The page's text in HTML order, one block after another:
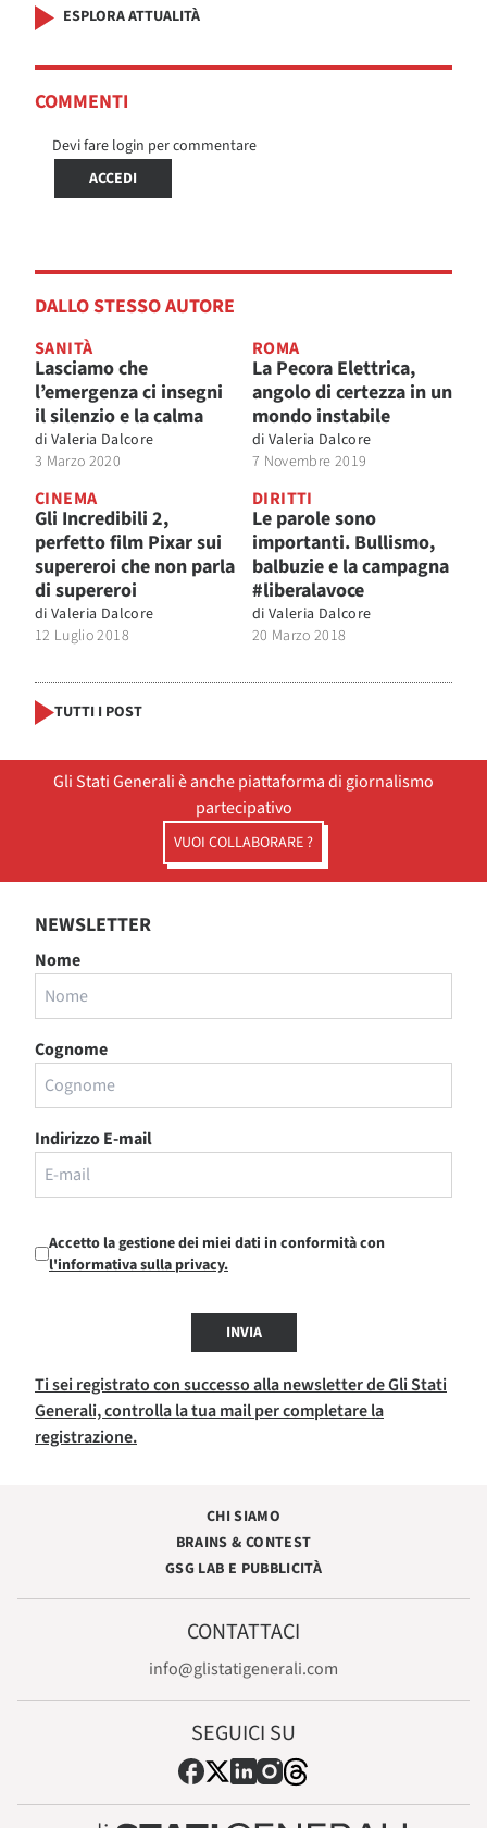
ESPLORA ATTUALITÀ
COMMENTI
Devi fare login per commentare
ACCEDI
DALLO STESSO AUTORE
SANITÀ
Lasciamo che
l’emergenza ci insegni
il silenzio e la calma
di Valeria Dalcore
3 Marzo 2020
ROMA
La Pecora Elettrica,
angolo di certezza in un
mondo instabile
di Valeria Dalcore
7 Novembre 2019
CINEMA
Gli Incredibili 2,
perfetto film Pixar sui
supereroi che non parla
di supereroi
di Valeria Dalcore
12 Luglio 2018
DIRITTI
Le parole sono
importanti. Bullismo,
balbuzie e la campagna
#liberalavoce
di Valeria Dalcore
20 Marzo 2018
TUTTI I POST
Gli Stati Generali è anche piattaforma di giornalismo
partecipativo
VUOI COLLABORARE ?
NEWSLETTER
Nome
Cognome
Indirizzo E-mail
Accetto la gestione dei miei dati in conformità con
l'informativa sulla privacy.
INVIA
Ti sei registrato con successo alla newsletter de Gli Stati
Generali, controlla la tua mail per completare la
registrazione.
CHI SIAMO
BRAINS & CONTEST
GSG LAB E PUBBLICITÀ
CONTATTACI
info@glistatigenerali.com
SEGUICI SU